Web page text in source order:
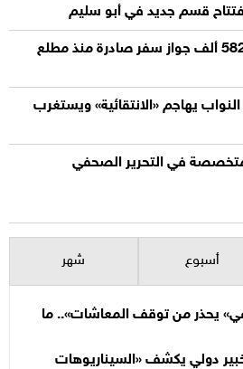
قسم جديد في أبو سليم
مصلحة الجوازات: أكثر من 582 ألف جواز سفر صادرة منذ مطلع
يهاجم «الانتقائية» ويستغرب
متخصصة في التحرير الصحفي
أسبوع شهر
يحذر من توقف المعاشات».. ما
دولي يكشف «السيناريوهات